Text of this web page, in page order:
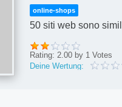
online-shops
50 siti web sono
Rating: 2.00 by 1 Votes
Deine Wertung: